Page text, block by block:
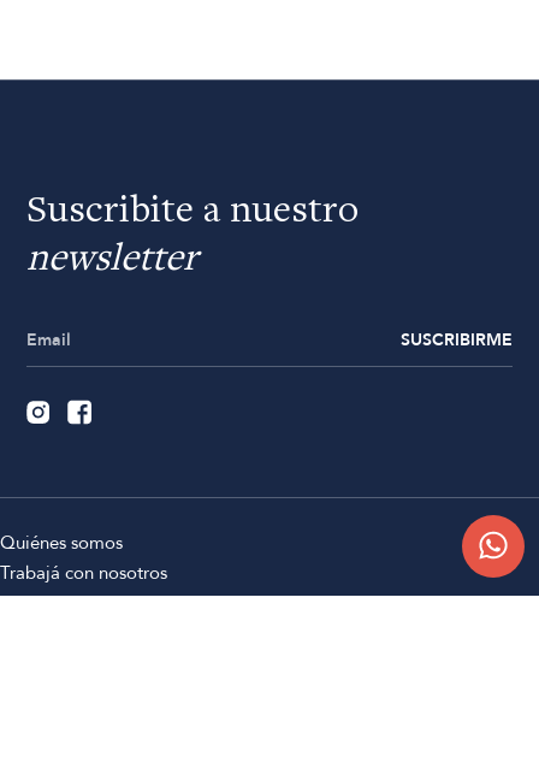
Suscribite a nuestro
newsletter
SUSCRIBIRME
Quiénes somos
Trabajá con nosotros
Contacto